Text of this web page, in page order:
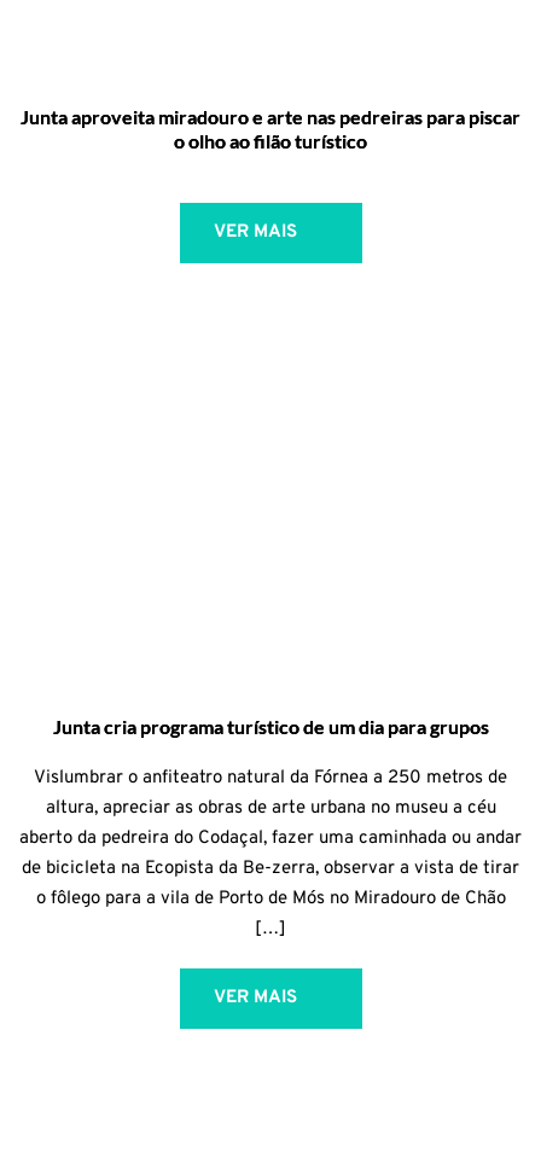
Junta aproveita miradouro e arte nas pedreiras para piscar
o olho ao filão turístico
VER MAIS
Junta cria programa turístico de um dia para grupos
Vislumbrar o anfiteatro natural da Fórnea a 250 metros de
altura, apreciar as obras de arte urbana no museu a céu
aberto da pedreira do Codaçal, fazer uma caminhada ou andar
de bicicleta na Ecopista da Be-zerra, observar a vista de tirar
o fôlego para a vila de Porto de Mós no Miradouro de Chão
[…]
VER MAIS